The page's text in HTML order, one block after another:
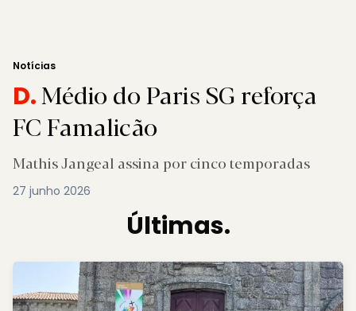
Notícias
D.Médio do Paris SG reforça
FC Famalicão
Mathis Jangeal assina por cinco temporadas
27 junho 2026
Últimas.